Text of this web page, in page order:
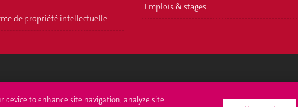
de propriété intellectuelle
Emplois & stages
à l'UNIGE L'UNIGE vous informe
device to enhance site navigation, analyze site